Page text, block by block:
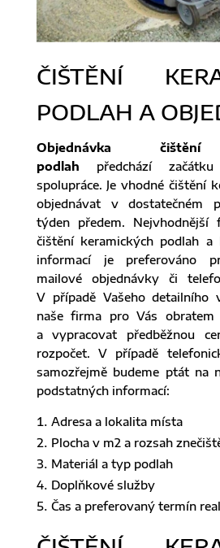
ČIŠTĚNÍ
PODLAH A
Objednávka čištění
podlah předchází
spolupráce. Je vhodné čištění
objednávat v dostatečném
týden předem. Nejvhodnější
čištění keramických podlah a
informací je preferováno
mailové objednávky či
V případě Vašeho detailního
naše firma pro Vás obratem
a vypracovat předběžnou
rozpočet. V případě
samozřejmě budeme ptát na
podstatných informací:
Adresa a lokalita místa
Plocha v m2 a rozsah
Materiál a typ podlah
Doplňkové služby
Čas a preferovaný termín